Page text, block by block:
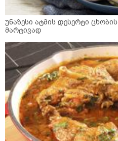
უნაზესი ატმის დესერტი
მარტივად